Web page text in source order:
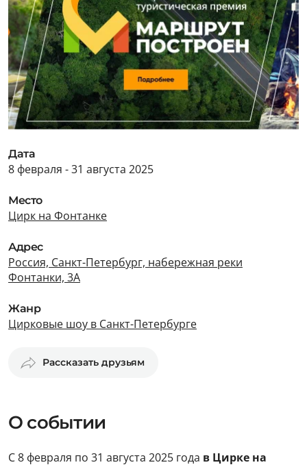
Дата
8 февраля - 31 августа 2025
Место
Цирк на Фонтанке
Адрес
Россия, Санкт-Петербург, набережная реки
Фонтанки, 3А
Жанр
Цирковые шоу в Санкт-Петербурге
Рассказать друзьям
О событии
С 8 февраля по 31 августа 2025 года в Цирке на